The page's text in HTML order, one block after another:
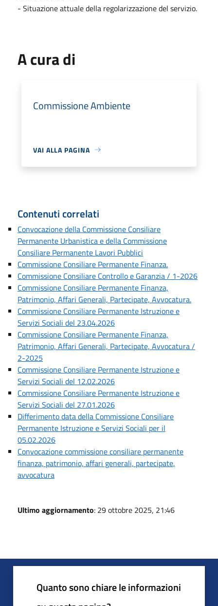
- Situazione attuale della regolarizzazione del servizio.
A cura di
Commissione Ambiente
VAI ALLA PAGINA
Contenuti correlati
Convocazione della Commissione Consiliare
Permanente Urbanistica e della Commissione
Consiliare Permanente Lavori Pubblici
Commissione Consiliare Permanente Finanza.
Commissione Consiliare Controllo e Garanzia / 1-2026
Commissione Consiliare Permanente Finanza,
Patrimonio, Affari Generali, Partecipate, Avvocatura.
Commissione Consiliare Permanente Istruzione e
Servizi Sociali del 23.04.2026
Commissione Consiliare Permanente Finanza,
Patrimonio, Affari Generali, Partecipate, Avvocatura /
2-2025
Commissione Consiliare Permanente Istruzione e
Servizi Sociali del 12.02.2026
Commissione Consiliare Permanente Istruzione e
Servizi Sociali del 27.01.2026
Differimento data della Commissione Consiliare
Permanente Istruzione e Servizi Sociali per il
05.02.2026
Convocazione commissione consiliare permanente
finanza, patrimonio, affari generali, partecipate,
avvocatura
Ultimo aggiornamento: 29 ottobre 2025, 21:46
Quanto sono chiare le informazioni